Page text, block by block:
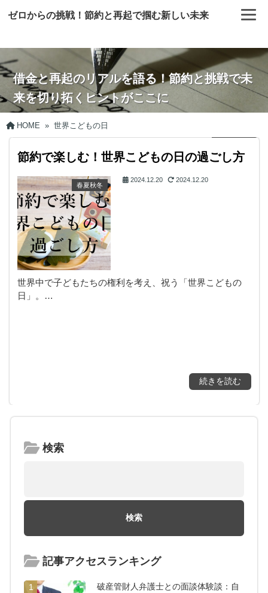
ゼロからの挑戦！節約と再起で掴む新しい未来
借金と再起のリアルを語る！節約と挑戦で未
来を切り拓くヒントがここに
HOME » 世界こどもの日
節約で楽しむ！世界こどもの日の過ごし方
春夏秋冬
2024.12.20 2024.12.20
世界中で子どもたちの権利を考え、祝う「世界こどもの
日」。…
続きを読む
検索
記事アクセスランキング
1
破産管財人弁護士との面談体験談：自